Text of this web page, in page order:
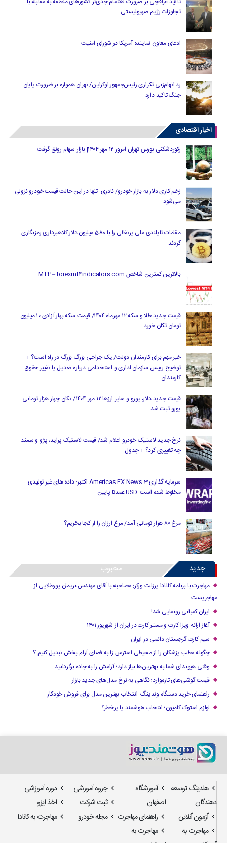
تجاوزات رژیم صهیونیستی
ادعای معاون نماینده آمریکا در شورای امنیت
رد اتهام‌زنی تکراری رئیس‌جمهور اوکراین/ تهران همواره بر ضرورت پایان
جنگ تاکید دارد
اخبار اقتصادی
رکوردشکنی بورس تهران امروز ۱۲ مهر ۱۴۰۴| بازار سهام رونق گرفت
زخم کاری دلار به بازار خودرو/ نادری: تنها در این حالت قیمت خودرو نزولی
می‌شود
مقامات تایلندی ملی پرتغالی را با 580 میلیون دلار کلاهبرداری رمزنگاری
کردند
بالاترین کمترین شاخص MT4 – forexmt4indicators.com
قیمت جدید طلا و سکه ۱۲ مهرماه ۱۴۰۴/ قیمت سکه بهار آزادی ۱۰ میلیون
تومان تکان خورد
خبر مهم برای کارمندان دولت/ یک جراحی بزرگ بزرگ در راه است؟ +
توضیح رییس سازمان اداری و استخدامی درباره تعدیل یا تغییر حقوق
کارمندان
قیمت جدید دلار، یورو و سایر ارزها ۱۲ مهر ۱۴۰۴/ تکان چهار هزار تومانی
یورو ثبت شد
نرخ جدید لاستیک خودرو اعلام شد/ قیمت لاستیک پراید، پژو و سمند
چه تغییری کرد؟ + جدول
سرمایه گذاری Americas FX News 3 اکتبر: داده های غیر تولیدی
مخلوط شده است. USD عمدتا پایین.
مرغ ۸۰ هزار تومانی آمد/ مرغ ارزان را از کجا بخریم؟
جدید محبوب
مهاجرت با برنامه کانادا پرزنت ورکر: مصاحبه با آقای مهندس نریمان پورطلایی از
مهاجریست
ایران کمپانی رونمایی شد!
آغاز ارائه ویزا کارت و مستر کارت در ایران از شهریور ۱۴۰۱
سیم کارت گرجستان دائمی در ایران
چگونه مطب پزشکان را از محیطی استرس زا به فضای آرام بخش تبدیل کنیم ؟
وقتی هیوندای شما به بهترین‌ها نیاز دارد؛ آرامش را به جاده برگردانید
قیمت گوشی‌های تازه‌وارد؛ نگاهی به نرخ مدل‌های جدید بازار
راهنمای خرید دستگاه وندینگ: انتخاب بهترین مدل برای فروش خودکار
لوازم استوک کامیون؛ انتخاب هوشمند یا پرخطر؟
هلدینگ توسعه
دهندگان
آموزشگاه
اصفهان
جزوه آموزشی
دوره آموزشی
ثبت شرکت
اخذ ایزو
آزمون آنلاین
راهنمای مهاجرت مجله خودرو
مهاجرت به کانادا
مهاجرت به
مهاجرت به